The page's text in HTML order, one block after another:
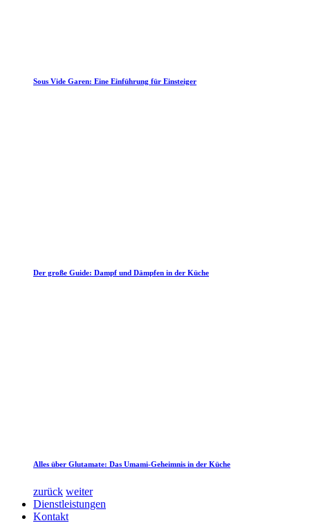
Sous Vide Garen: Eine Einführung für Einsteiger
Der große Guide: Dampf und Dämpfen in der Küche
Alles über Glutamate: Das Umami-Geheimnis in der Küche
zurück weiter
Dienstleistungen
Kontakt